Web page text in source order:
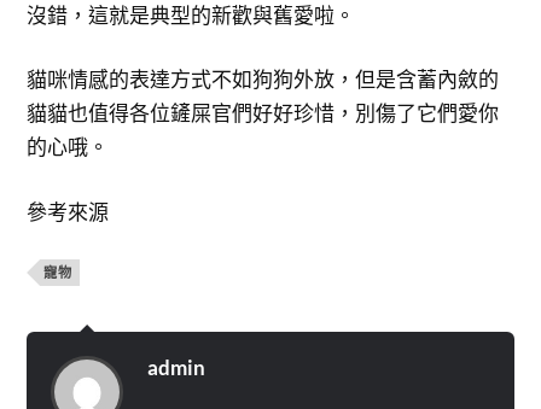
沒錯，這就是典型的新歡與舊愛啦。
貓咪情感的表達方式不如狗狗外放，但是含蓄內斂的
貓貓也值得各位鏟屎官們好好珍惜，別傷了它們愛你
的心哦。
參考來源
寵物
admin